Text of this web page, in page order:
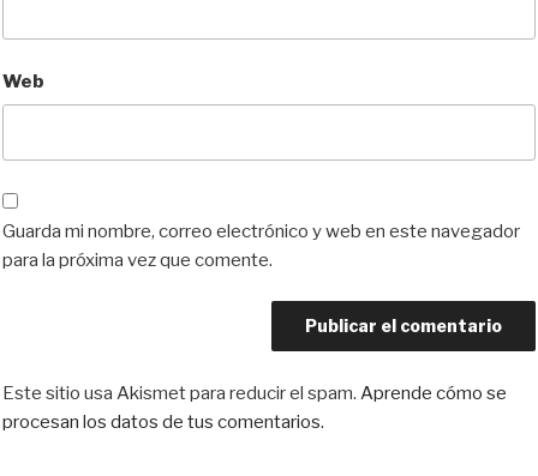
Web
Guarda mi nombre, correo electrónico y web en este navegador
para la próxima vez que comente.
Este sitio usa Akismet para reducir el spam. Aprende cómo se
procesan los datos de tus comentarios.